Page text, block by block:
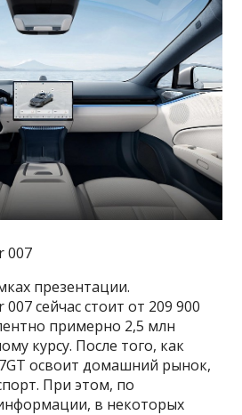
007
презентации.
сейчас стоит от 209 900
примерно 2,5 млн
курсу. После того, как
освоит домашний рынок,
При этом, по
в некоторых